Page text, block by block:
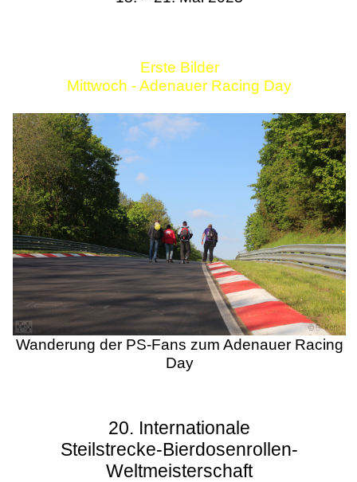
Erste Bilder
Mittwoch - Adenauer Racing Day
Wanderung der PS-Fans zum Adenauer Racing
Day
20. Internationale
Steilstrecke-Bierdosenrollen-
Weltmeisterschaft